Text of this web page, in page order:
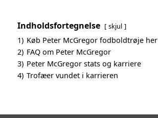
Indholdsfortegnelse skjul
1) Køb Peter McGregor fodboldtrøje her
2) FAQ om Peter McGregor
3) Peter McGregor stats og karriere
4) Trofæer vundet i karrieren